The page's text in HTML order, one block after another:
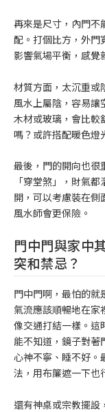
再來是尺寸，內門不
配。打個比方，外門
影響氣場平衡，感覺
材質方面，太沉重或
風水上屬陰，容易讓
木材或玻璃，會比較
嗎？或許搭配暖色燈
最後，門的開向也很
「穿堂煞」，財氣
開，可以考慮裝在側
風水師會更保險。
門中門與家中
突和禁忌？
門中門啊，最怕的就
氣流應該順暢地在家
像交通打結一樣。這
能不知道，鏡子對著
心神不寧、睡不好。
法，用布簾遮一下也
還有神桌或宗教擺設